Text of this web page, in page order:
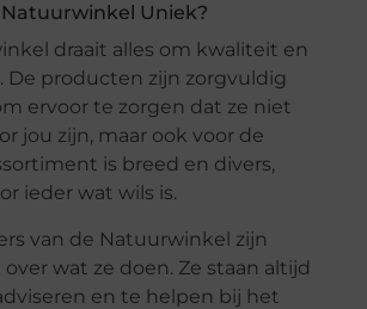
Uniek?
draait alles om kwaliteit en
De producten zijn zorgvuldig
ervoor te zorgen dat ze niet
jou zijn, maar ook voor de
is breed en divers,
ieder wat wils is.
van de Natuurwinkel zijn
wat ze doen. Ze staan altijd
en te helpen bij het